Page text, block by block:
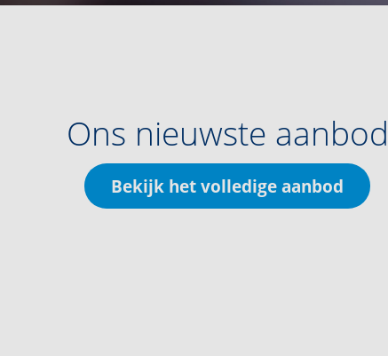
Ons nieuwste aanbod
Bekijk het volledige aanbod